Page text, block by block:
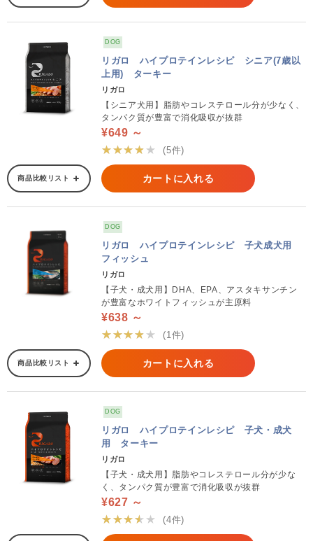
DOG
リガロ ハイプロテインレシピ シニア(7歳以
上用) ターキー
リガロ
【シニア犬用】脂肪やコレステロール分が少なく、
タンパク質が豊富で消化吸収が抜群
¥649 ～
★★★★★
(5件)
商品比較リスト カートに入れる
DOG
リガロ ハイプロテインレシピ 子犬成犬用
フィッシュ
リガロ
【子犬・成犬用】DHA、EPA、アスタキサンチン
が豊富なホワイトフィッシュが主原料
¥638 ～
★★★★★
(1件)
商品比較リスト カートに入れる
DOG
リガロ ハイプロテインレシピ 子犬・成犬
用 ターキー
リガロ
【子犬・成犬用】脂肪やコレステロール分が少な
く、タンパク質が豊富で消化吸収が抜群
¥627 ～
★★★★★
(4件)